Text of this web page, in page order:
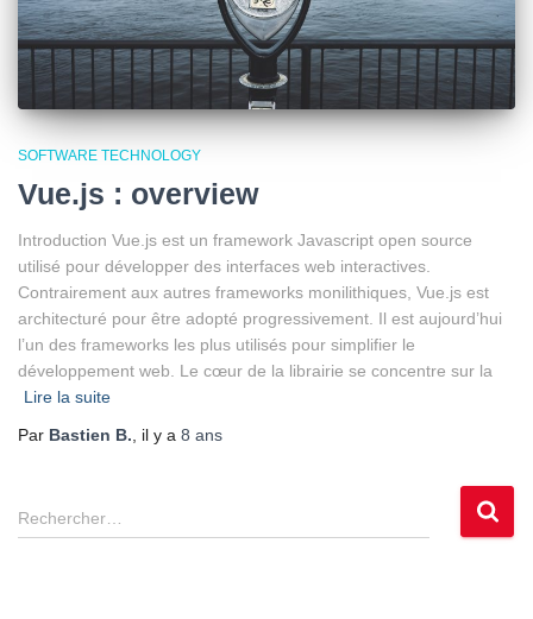
SOFTWARE TECHNOLOGY
Vue.js : overview
Introduction Vue.js est un framework Javascript open source
utilisé pour développer des interfaces web interactives.
Contrairement aux autres frameworks monilithiques, Vue.js est
architecturé pour être adopté progressivement. Il est aujourd’hui
l’un des frameworks les plus utilisés pour simplifier le
développement web. Le cœur de la librairie se concentre sur la
Lire la suite
Par Bastien B. , il y a 8 ans
R
e
Rechercher…